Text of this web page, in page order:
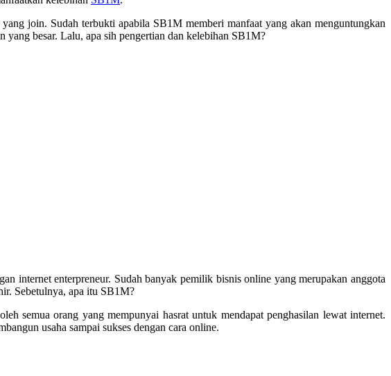
join. Sudah terbukti apabila SB1M memberi manfaat yang akan menguntungkan
yang besar. Lalu, apa sih pengertian dan kelebihan SB1M?
internet enterpreneur. Sudah banyak pemilik bisnis online yang merupakan anggota
Sebetulnya, apa itu SB1M?
semua orang yang mempunyai hasrat untuk mendapat penghasilan lewat internet.
usaha sampai sukses dengan cara online.